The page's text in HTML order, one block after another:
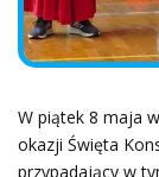
W piątek 8 maja
okazji Święta
przypadający w